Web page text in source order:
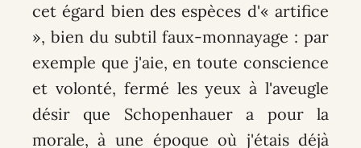
cet égard bien des espèces d'« artifice
», bien du subtil faux-monnayage : par
exemple que j'aie, en toute conscience
et volonté, fermé les yeux à l'aveugle
désir que Schopenhauer a pour la
morale, à une époque où j'étais déjà